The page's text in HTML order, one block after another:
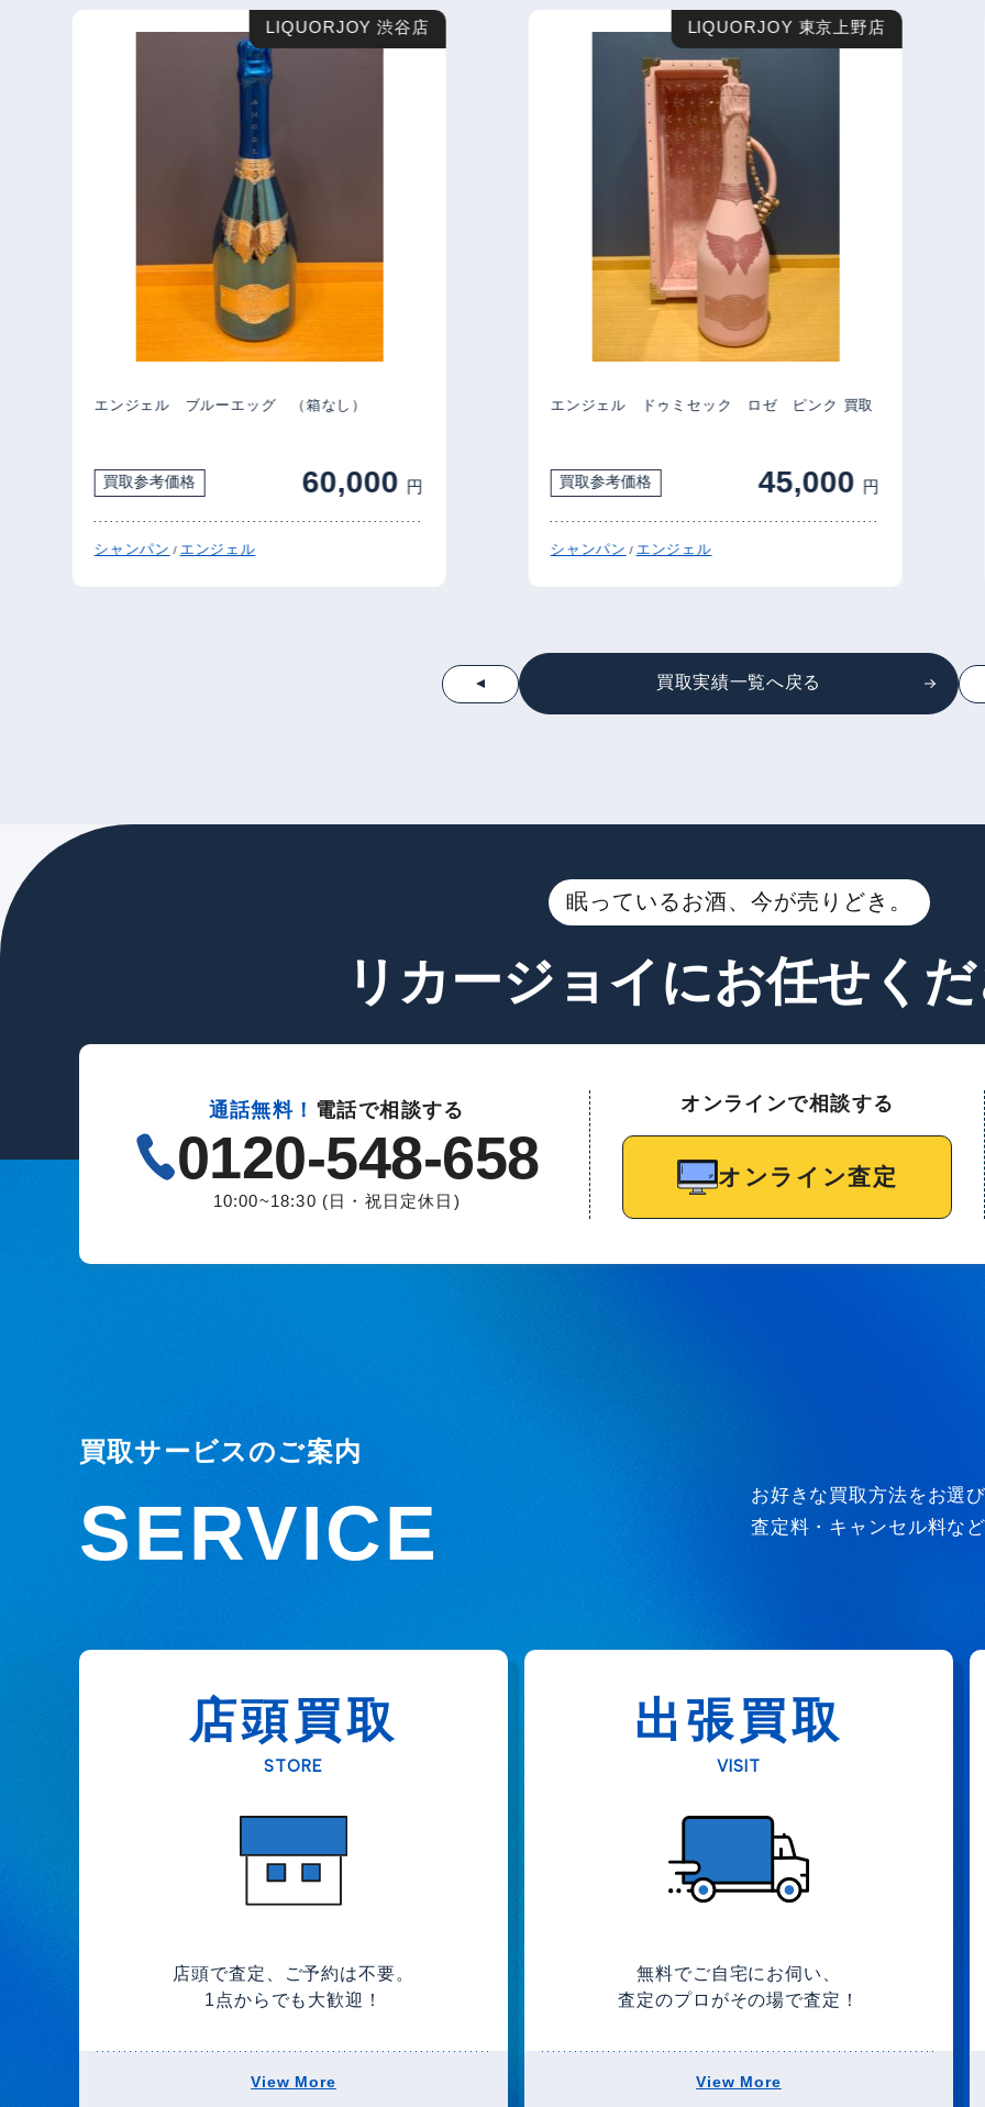
LIQUORJOY 渋谷店
エンジェル ブルーエッグ （箱なし）
買取参考価格 60,000 円
シャンパン/エンジェル
LIQUORJOY 東京上野店
エンジェル ドゥミセック ロゼ ピンク 買取
買取参考価格 45,000 円
シャンパン/エンジェル
買取実績一覧へ戻る
眠っているお酒、今が売りどき。
リカージョイにお任せく
通話無料！ 電話で相談する
0120-548-658
10:00~18:30 (日・祝日定休日)
オンラインで相談する
オンライン査定
買取サービスのご案内
SERVICE
お好きな買取方法をお選
査定料・キャンセル料な
店頭買取
STORE
店頭で査定、ご予約は不要。
1点からでも大歓迎！
View More
出張買取
VISIT
無料でご自宅にお伺い、
査定のプロがその場で査定！
View More